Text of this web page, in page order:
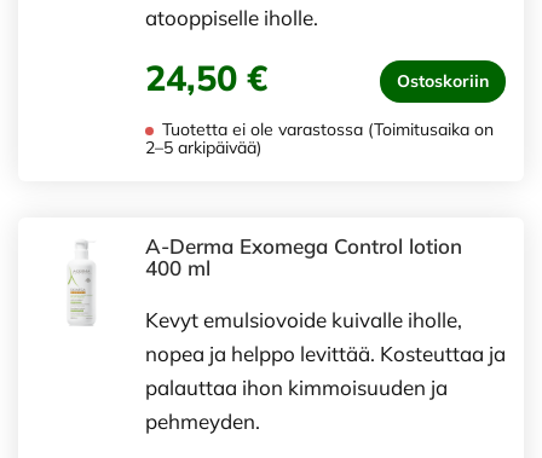
atooppiselle iholle.
24,50 € Ostoskoriin
Tuotetta ei ole varastossa (Toimitusaika on
2–5 arkipäivää)
A-Derma Exomega Control lotion
400 ml
Kevyt emulsiovoide kuivalle iholle,
nopea ja helppo levittää. Kosteuttaa ja
palauttaa ihon kimmoisuuden ja
pehmeyden.